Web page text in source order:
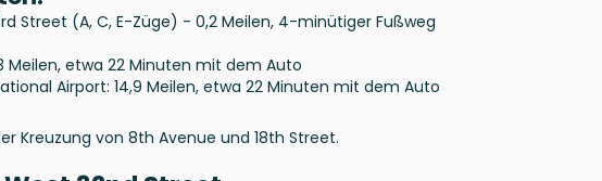
Street (A, C, E-Züge) - 0,2 Meilen, 4-minütiger Fußweg
Meilen, etwa 22 Minuten mit dem Auto
Airport: 14,9 Meilen, etwa 22 Minuten mit dem Auto
Kreuzung von 8th Avenue und 18th Street.